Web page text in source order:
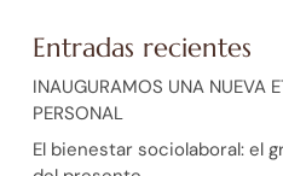
Entradas recientes
INAUGURAMOS UNA NUEVA
PERSONAL
El bienestar sociolaboral: el